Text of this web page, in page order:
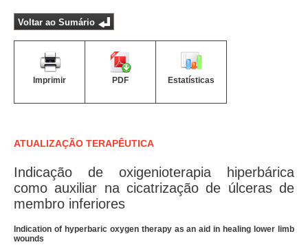
Voltar ao Sumário
Imprimir PDF Estatísticas
ATUALIZAÇÃO TERAPÊUTICA
Indicação de oxigenioterapia hiperbárica
como auxiliar na cicatrização de úlceras de
membro inferiores
Indication of hyperbaric oxygen therapy as an aid in healing lower limb
wounds